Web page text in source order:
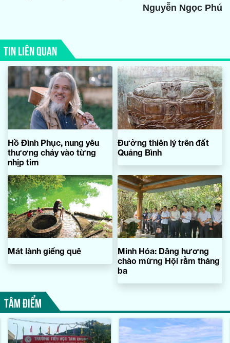
Nguyễn Ngọc Phú
TIN LIÊN QUAN
Hồ Đình Phục, nung yêu
thương chảy vào từng
nhịp tim
Đường thiên lý trên đất
Quảng Bình
Mát lành giếng quê
Minh Hóa: Dâng hương
chào mừng Hội rằm tháng
ba
TÂM ĐIỂM